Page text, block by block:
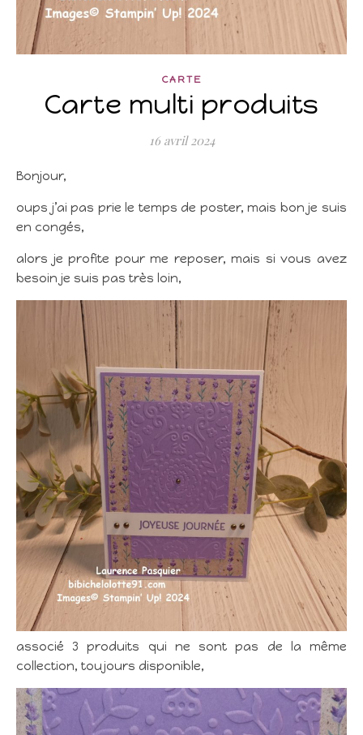
CARTE
Carte multi produits
16 avril 2024
Bonjour,
oups j’ai pas prie le temps de poster, mais bon je suis
en congés,
alors je profite pour me reposer, mais si vous avez
besoin je suis pas très loin,
associé 3 produits qui ne sont pas de la même
collection, toujours disponible,